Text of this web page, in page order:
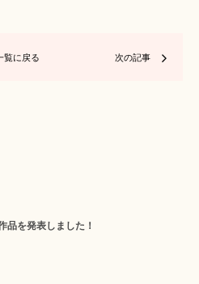
覧に戻る 次の記事
品を発表しました！